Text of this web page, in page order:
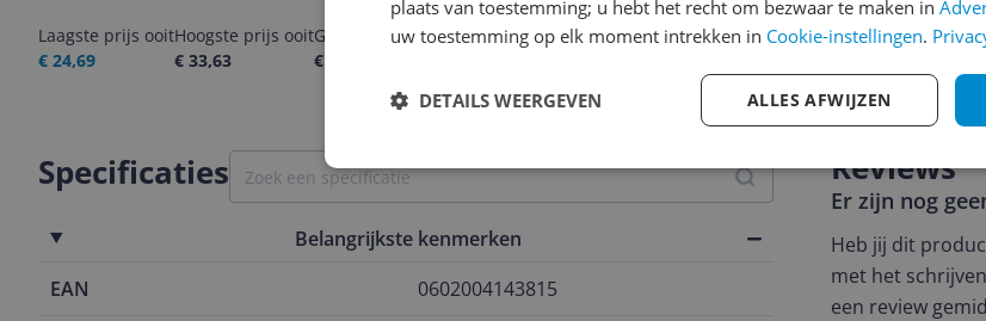
Laagste prijs ooit
€ 24,69
Hoogste prijs ooit
€ 33,63
Goedkoopste nu
€ 24,69
Laatste prijsupdate
Specificaties
Belangrijkste kenmerken
EAN
0602004143815
Reviews
Er zijn nog
Heb jij dit
met het
een review
plaats van toestemming; u hebt het recht om bezwaar te maken in
uw toestemming op elk moment intrekken in Cookie-instellingen.
ALLES AFWIJZEN
DETAILS WEERGEVEN